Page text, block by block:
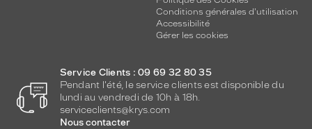
Conditions générales d'utilisation
Accessibilité
Gérer les cookies
Service Clients : 09 69 32 80 35
Pendant l'été, le service clients est disponible du
lundi au vendredi de 10h à 18h.
serviceclients@krys.com
Nous contacter